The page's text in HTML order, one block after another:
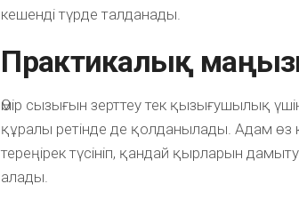
кешенді түрде талданады.
Практикалық
Өмір сызығын зерттеу тек қызығушылық
құралы ретінде де қолданылады. Адам өз
тереңірек түсініп, қандай қырларын
алады.